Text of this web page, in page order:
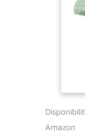
Amazon